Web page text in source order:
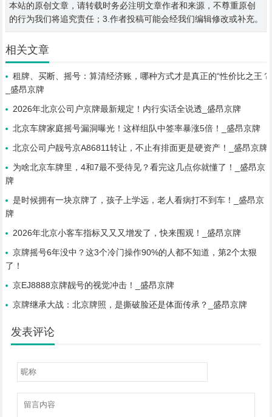
本站的原创文章，请转载时务必注明文章作者和来源，不尊重原创
的行为我们将追究责任；3.作者投稿可能会经我们编辑修改或补充。
相关文章
租牌、买断、摇号：算清经济账，哪种方式才是真正的“性价比之王？
_盛昂京牌
2026年北京公司户京牌最新规定！内行实话全说透_盛昂京牌
北京车牌家庭摇号漏洞曝光！这样组队中签率暴涨5倍！_盛昂京牌
北京公司户靓号京A86811转让，不止有排面更是硬资产！_盛昂京牌
为啥北京车牌里，4和7最不受待见？看完这几点你就懂了！_盛昂京
牌
是时候拥有一块京牌了，孩子上学远，老人看病打不到车！_盛昂京
牌
2026年北京小客车指标又又又增发了，快来围观！_盛昂京牌
京牌摇号6年没中？这3个冷门操作90%的人都不知道，第2个太狠
了！
京EJ8888京牌靓号的视觉冲击！_盛昂京牌
京牌继承大战：北京牌照，是撕破脸还是体面传承？_盛昂京牌
发表评论